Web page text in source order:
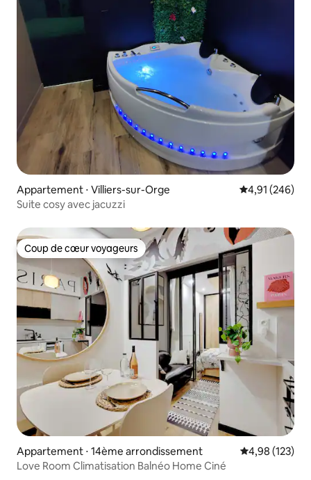
Appartement ⋅ Villiers-sur-Orge Évaluation
4,91 (246)
Suite cosy avec jacuzzi
Coup de cœur voyageurs
Coup de cœur voyageurs
Appartement ⋅ 14ème arrondissement Évaluation
4,98 (123)
Love Room Climatisation Balnéo Home Ciné